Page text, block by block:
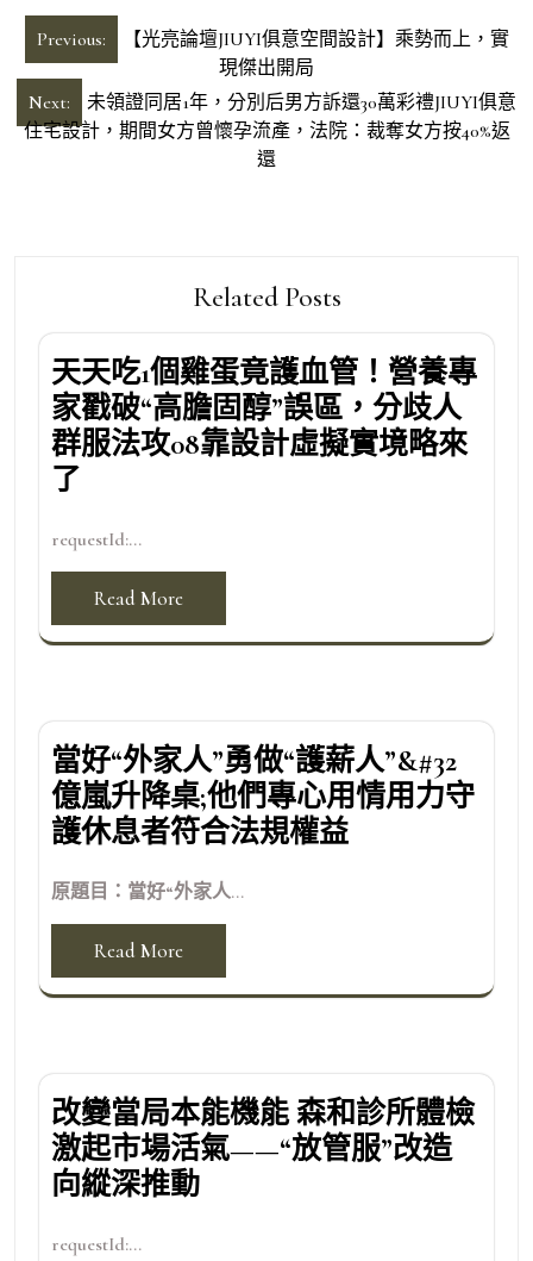
文
章
導
覽
Previous:
【光亮論壇JIUYI俱意空間設計】乘勢而上，實
現傑出開局
Next:
未領證同居1年，分別后男方訴還30萬彩禮JIUYI俱意
住宅設計，期間女方曾懷孕流產，法院：裁奪女方按40%返
還
Related Posts
天天吃1個雞蛋竟護血管！營養專
家戳破“高膽固醇”誤區，分歧人
群服法攻08靠設計虛擬實境略來
了
requestId:...
Read More
當好“外家人”勇做“護薪人”&#32
億嵐升降桌;他們專心用情用力守
護休息者符合法規權益
原題目：當好“外家人...
Read More
改變當局本能機能 森和診所體檢
激起市場活氣——“放管服”改造
向縱深推動
requestId:...